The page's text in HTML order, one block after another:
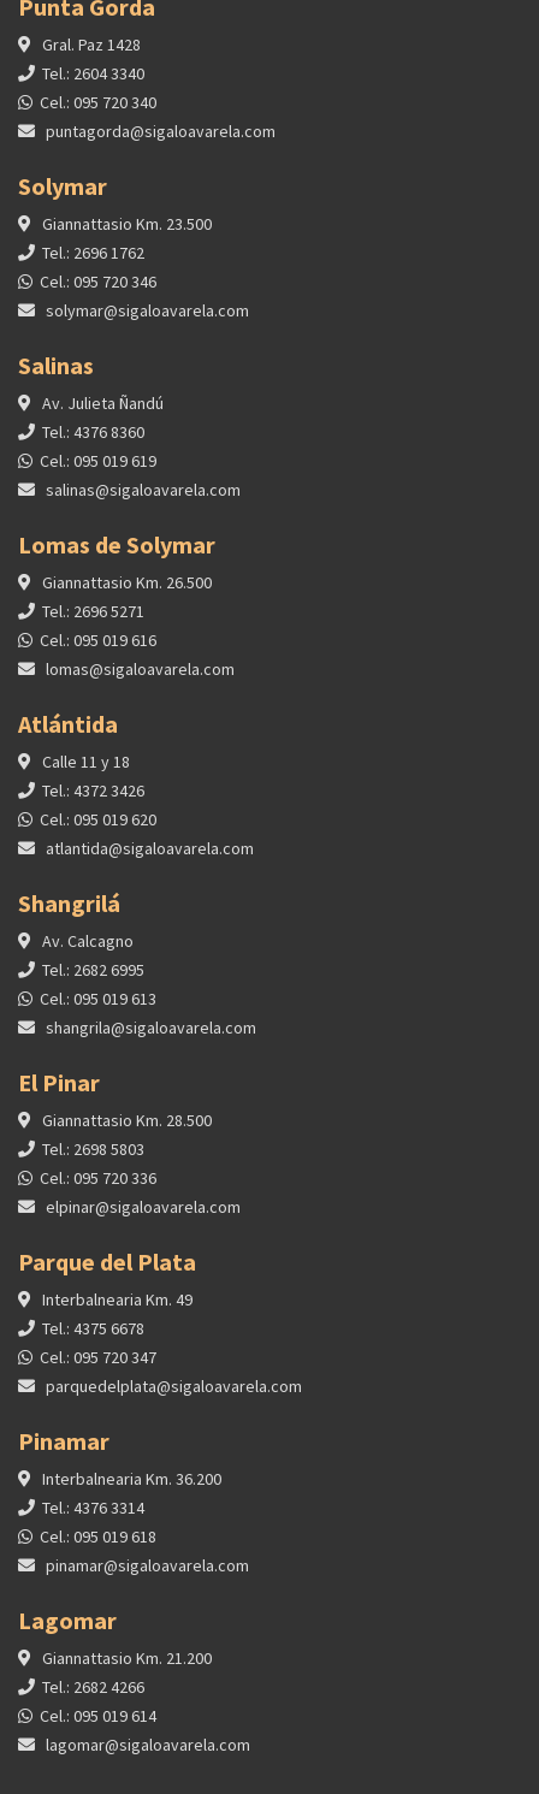
Punta Gorda
Gral. Paz 1428
Tel.: 2604 3340
Cel.: 095 720 340
puntagorda@sigaloavarela.com
Solymar
Giannattasio Km. 23.500
Tel.: 2696 1762
Cel.: 095 720 346
solymar@sigaloavarela.com
Salinas
Av. Julieta Ñandú
Tel.: 4376 8360
Cel.: 095 019 619
salinas@sigaloavarela.com
Lomas de Solymar
Giannattasio Km. 26.500
Tel.: 2696 5271
Cel.: 095 019 616
lomas@sigaloavarela.com
Atlántida
Calle 11 y 18
Tel.: 4372 3426
Cel.: 095 019 620
atlantida@sigaloavarela.com
Shangrilá
Av. Calcagno
Tel.: 2682 6995
Cel.: 095 019 613
shangrila@sigaloavarela.com
El Pinar
Giannattasio Km. 28.500
Tel.: 2698 5803
Cel.: 095 720 336
elpinar@sigaloavarela.com
Parque del Plata
Interbalnearia Km. 49
Tel.: 4375 6678
Cel.: 095 720 347
parquedelplata@sigaloavarela.com
Pinamar
Interbalnearia Km. 36.200
Tel.: 4376 3314
Cel.: 095 019 618
pinamar@sigaloavarela.com
Lagomar
Giannattasio Km. 21.200
Tel.: 2682 4266
Cel.: 095 019 614
lagomar@sigaloavarela.com